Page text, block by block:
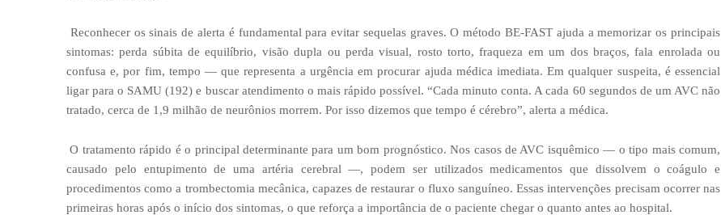
Reconhecer os sinais de alerta é fundamental para evitar sequelas graves. O método BE-FAST ajuda a memorizar os principais
sintomas: perda súbita de equilíbrio, visão dupla ou perda visual, rosto torto, fraqueza em um dos braços, fala enrolada ou
confusa e, por fim, tempo — que representa a urgência em procurar ajuda médica imediata. Em qualquer suspeita, é essencial
ligar para o SAMU (192) e buscar atendimento o mais rápido possível. “Cada minuto conta. A cada 60 segundos de um AVC não
tratado, cerca de 1,9 milhão de neurônios morrem. Por isso dizemos que tempo é cérebro”, alerta a médica.
O tratamento rápido é o principal determinante para um bom prognóstico. Nos casos de AVC isquêmico — o tipo mais comum,
causado pelo entupimento de uma artéria cerebral —, podem ser utilizados medicamentos que dissolvem o coágulo e
procedimentos como a trombectomia mecânica, capazes de restaurar o fluxo sanguíneo. Essas intervenções precisam ocorrer nas
primeiras horas após o início dos sintomas, o que reforça a importância de o paciente chegar o quanto antes ao hospital.